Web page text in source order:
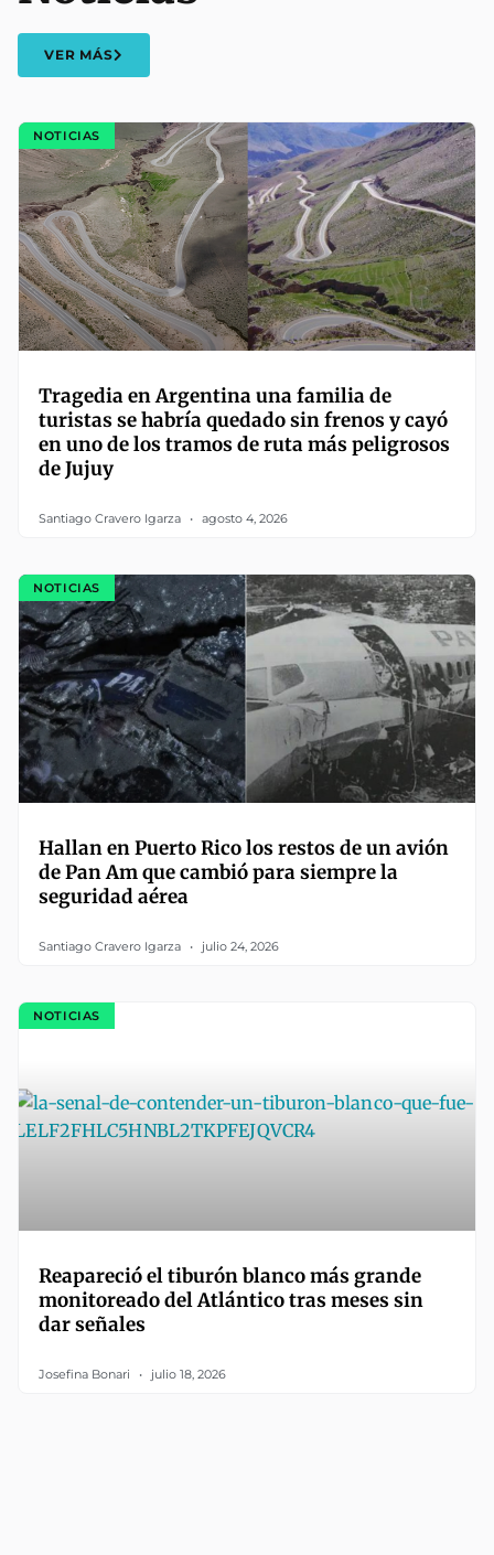
VER MÁS
NOTICIAS
Tragedia en Argentina una familia de
turistas se habría quedado sin frenos y cayó
en uno de los tramos de ruta más peligrosos
de Jujuy
Santiago Cravero Igarza agosto 4, 2026
NOTICIAS
Hallan en Puerto Rico los restos de un avión
de Pan Am que cambió para siempre la
seguridad aérea
Santiago Cravero Igarza julio 24, 2026
NOTICIAS
Reapareció el tiburón blanco más grande
monitoreado del Atlántico tras meses sin
dar señales
Josefina Bonari julio 18, 2026